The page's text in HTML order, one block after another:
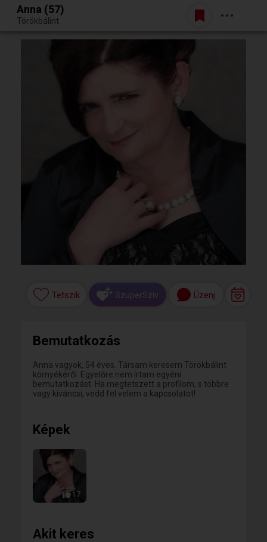
Egy jó randiból bármi lehet.
Belépés
Anna (57)
Törökbálint
Tetszik SzuperSzív Üzenj
Bemutatkozás
Anna vagyok, 54 éves. Társam keresem Törökbálint
környékéről. Egyelőre nem írtam egyéni
bemutatkozást. Ha megtetszett a profilom, s többre
vagy kíváncsi, vedd fel velem a kapcsolatot!
Képek
17
Akit keres